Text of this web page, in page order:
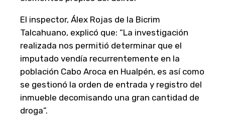
El inspector, Álex Rojas de la Bicrim
Talcahuano, explicó que: “La investigación
realizada nos permitió determinar que el
imputado vendía recurrentemente en la
población Cabo Aroca en Hualpén, es así como
se gestionó la orden de entrada y registro del
inmueble decomisando una gran cantidad de
droga”.